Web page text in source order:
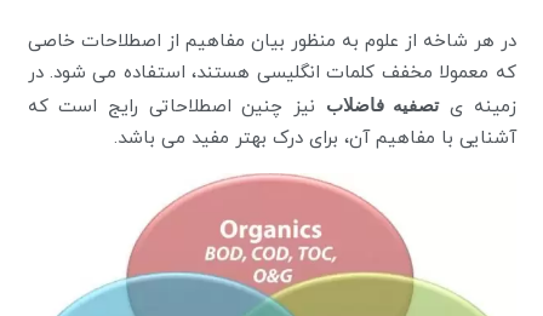
در هر شاخه از علوم به منظور بیان مفاهیم از اصطلاحات خاصی
که معمولا مخفف کلمات انگلیسی هستند، استفاده می شود. در
زمینه یتصفیه فاضلاب
نیز چنین اصطلاحاتی رایج است که
آشنایی با مفاهیم آن، برای درک بهتر مفید می باشد.